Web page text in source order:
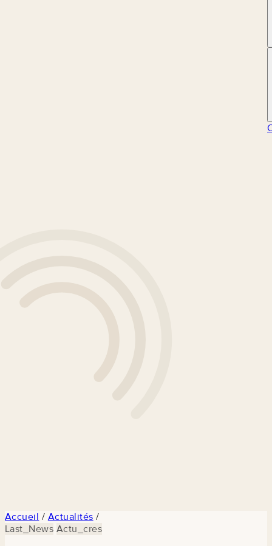
Accueil / Actualités /
Last_News Actu_cres